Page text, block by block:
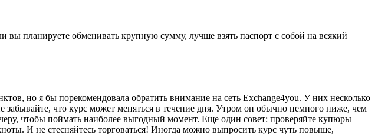
планируете обменивать крупную сумму, лучше взять паспорт с собой на всякий
но я бы порекомендовала обратить внимание на сеть Exchange4you. У них несколько
что курс может меняться в течение дня. Утром он обычно немного ниже, чем
чтобы поймать наиболее выгодный момент. Еще один совет: проверяйте купюры
И не стесняйтесь торговаться! Иногда можно выпросить курс чуть повыше,